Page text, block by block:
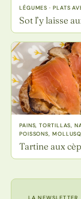
LÉGUMES · PLATS
Sot l’y laisse
PAINS, TORTILLAS,
POISSONS,
Tartine aux